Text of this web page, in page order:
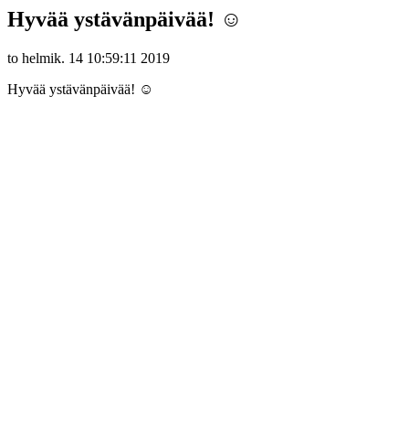
Hyvää ystävänpäivää! ☺️
to helmik. 14 10:59:11 2019
Hyvää ystävänpäivää! ☺️